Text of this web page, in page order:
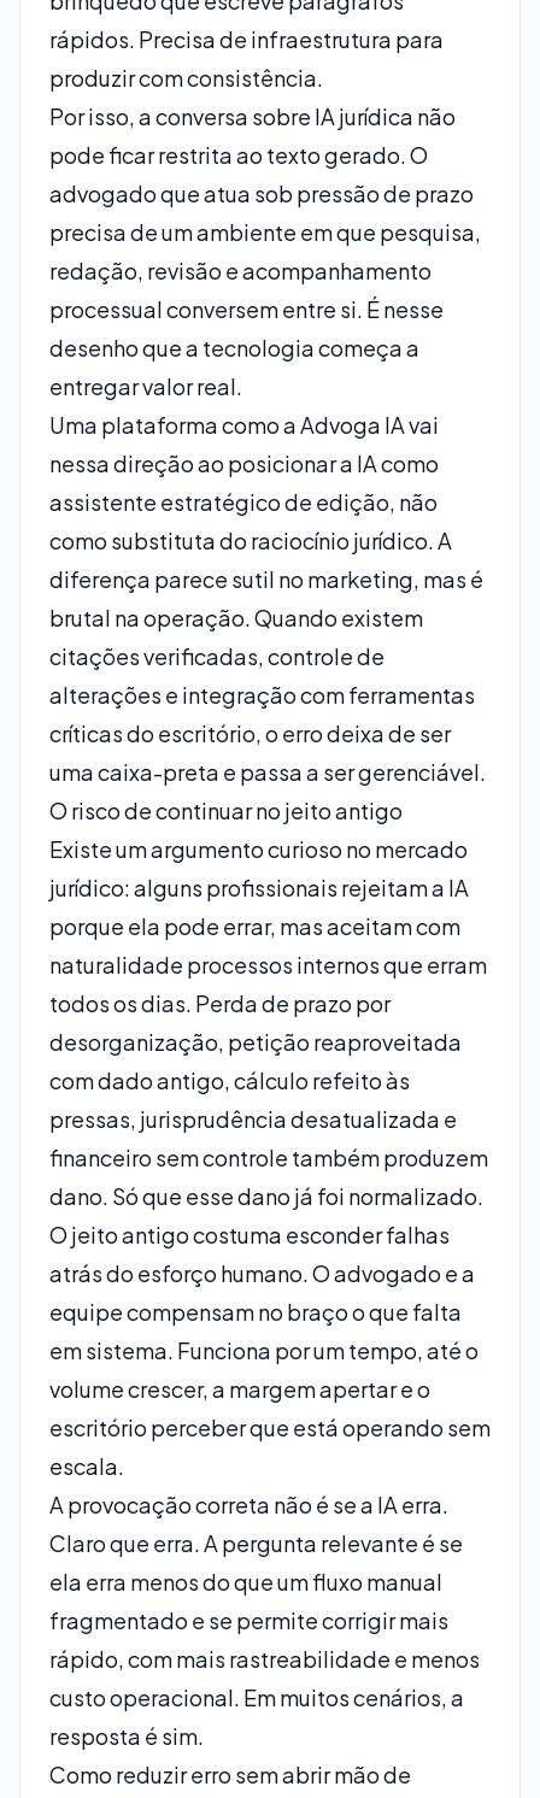
rápidos. Precisa de infraestrutura para
produzir com consistência.
Por isso, a conversa sobre IA jurídica não
pode ficar restrita ao texto gerado. O
advogado que atua sob pressão de prazo
precisa de um ambiente em que pesquisa,
redação, revisão e acompanhamento
processual conversem entre si. É nesse
desenho que a tecnologia começa a
entregar valor real.
Uma plataforma como a Advoga IA vai
nessa direção ao posicionar a IA como
assistente estratégico de edição, não
como substituta do raciocínio jurídico. A
diferença parece sutil no marketing, mas é
brutal na operação. Quando existem
citações verificadas, controle de
alterações e integração com ferramentas
críticas do escritório, o erro deixa de ser
uma caixa-preta e passa a ser gerenciável.
O risco de continuar no jeito antigo
Existe um argumento curioso no mercado
jurídico: alguns profissionais rejeitam a IA
porque ela pode errar, mas aceitam com
naturalidade processos internos que erram
todos os dias. Perda de prazo por
desorganização, petição reaproveitada
com dado antigo,cálculo refeito às
pressas, jurisprudência desatualizada e
financeiro sem controle também produzem
dano. Só que esse dano já foi normalizado.
O jeito antigo costuma esconder falhas
atrás do esforço humano. O advogado e a
equipe compensam no braço o que falta
em sistema. Funciona por um tempo, até o
volume crescer, a margem apertar e o
escritório perceber que está operando sem
escala.
A provocação correta não é se a IA erra.
Claro que erra. A pergunta relevante é se
ela erra menos do que um fluxo manual
fragmentado e se permite corrigir mais
rápido, com mais rastreabilidade e menos
custo operacional. Em muitos cenários, a
resposta é sim.
Como reduzir erro sem abrir mão de